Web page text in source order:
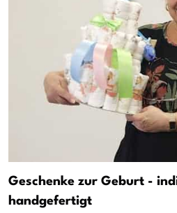
Geschenke zur Geburt -
handgefertigt